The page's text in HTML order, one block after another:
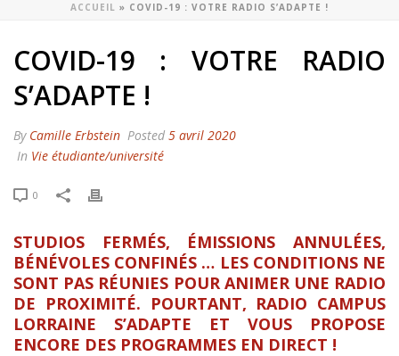
ACCUEIL » COVID-19 : VOTRE RADIO S’ADAPTE !
COVID-19 : VOTRE RADIO
S’ADAPTE !
By Camille Erbstein Posted 5 avril 2020
In Vie étudiante/université
0
STUDIOS FERMÉS, ÉMISSIONS ANNULÉES,
BÉNÉVOLES CONFINÉS … LES CONDITIONS NE
SONT PAS RÉUNIES POUR ANIMER UNE RADIO
DE PROXIMITÉ. POURTANT, RADIO CAMPUS
LORRAINE S’ADAPTE ET VOUS PROPOSE
ENCORE DES PROGRAMMES EN DIRECT !